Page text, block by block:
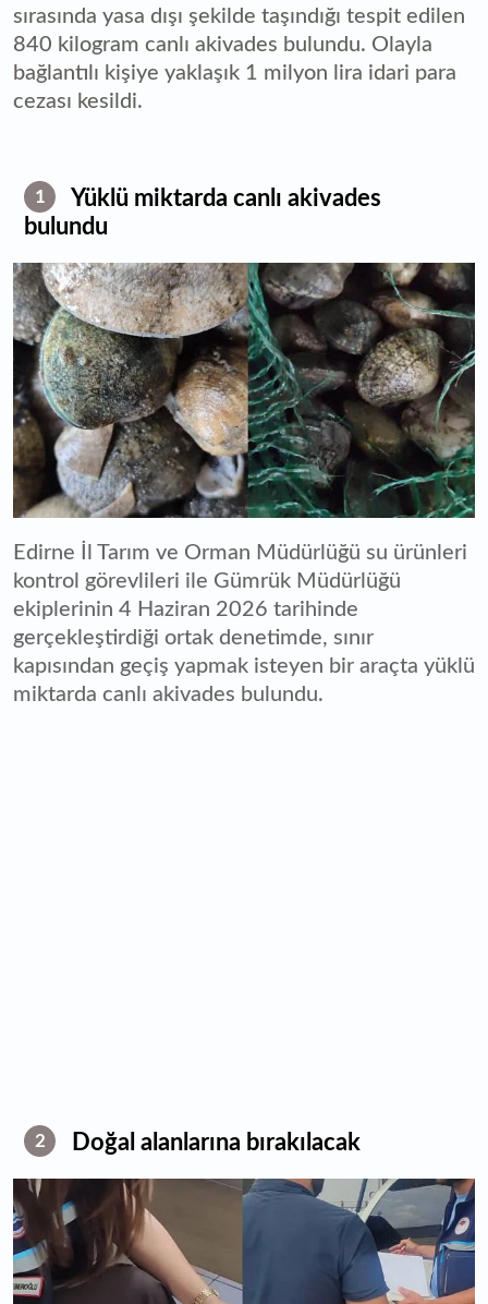
sırasında yasa dışı şekilde taşındığı tespit edilen
840 kilogram canlı akivades bulundu. Olayla
bağlantılı kişiye yaklaşık 1 milyon lira idari para
cezası kesildi.
1
Yüklü miktarda canlı akivades
bulundu
Edirne İl Tarım ve Orman Müdürlüğü su ürünleri
kontrol görevlileri ile Gümrük Müdürlüğü
ekiplerinin 4 Haziran 2026 tarihinde
gerçekleştirdiği ortak denetimde, sınır
kapısından geçiş yapmak isteyen bir araçta yüklü
miktarda canlı akivades bulundu.
2 Doğal alanlarına bırakılacak